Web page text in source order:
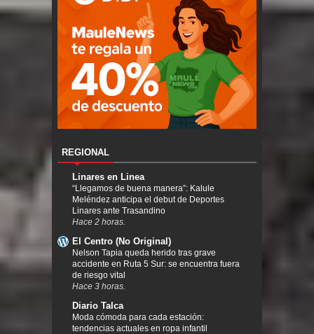
REGIONAL
Linares en Linea
“Llegamos de buena manera”: Kalule
Meléndez anticipa el debut de Deportes
Linares ante Trasandino
Hace 2 horas.
El Centro (No Original)
Nelson Tapia queda herido tras grave
accidente en Ruta 5 Sur: se encuentra fuera
de riesgo vital
Hace 3 horas.
Diario Talca
Moda cómoda para cada estación:
tendencias actuales en ropa infantil